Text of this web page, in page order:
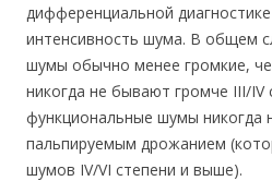
дифференциальной
интенсивность шума. В общем
шумы обычно менее громкие,
никогда не бывают громче III/IV
функциональные шумы никогда
пальпируемым дрожанием
шумов IV/VI степени и выше).